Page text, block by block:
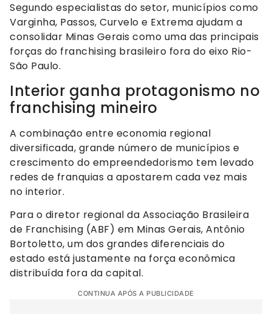
Segundo especialistas do setor, municípios como
Varginha, Passos, Curvelo e Extrema ajudam a
consolidar Minas Gerais como uma das principais
forças do franchising brasileiro fora do eixo Rio-
São Paulo.
Interior ganha protagonismo no
franchising mineiro
A combinação entre economia regional
diversificada, grande número de municípios e
crescimento do empreendedorismo tem levado
redes de franquias a apostarem cada vez mais
no interior.
Para o diretor regional da Associação Brasileira
de Franchising (ABF) em Minas Gerais, Antônio
Bortoletto, um dos grandes diferenciais do
estado está justamente na força econômica
distribuída fora da capital.
CONTINUA APÓS A PUBLICIDADE